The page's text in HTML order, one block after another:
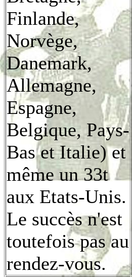
Finlande,
Norvège,
Danemark,
Allemagne,
Espagne,
Belgique, Pays-
Bas et Italie) et
même un 33t
aux Etats-Unis.
Le succès n'est
toutefois pas au
rendez-vous.